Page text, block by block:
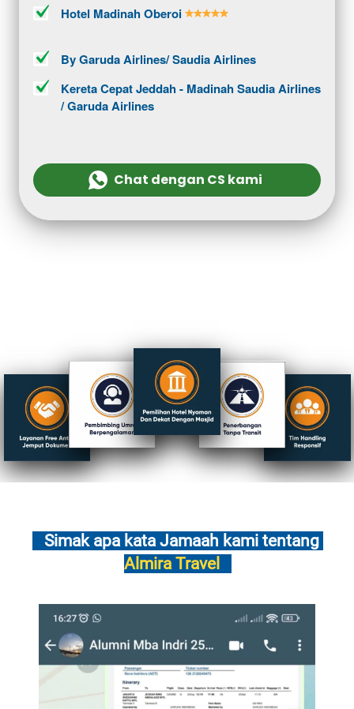
Hotel Madinah Oberoi
By Garuda Airlines/ Saudia Airlines
Kereta Cepat Jeddah - Madinah Saudia Airlines
/ Garuda Airlines
` Chat dengan CS kami
   Simak apa kata Jamaah kami tentang
Almira Travel